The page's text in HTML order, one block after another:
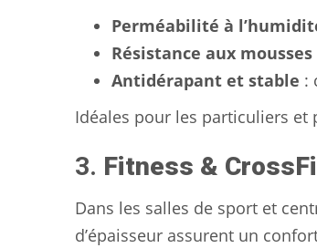
Perméabilité à
Résistance aux
Antidérapant et stable :
Idéales pour les particuliers
3. Fitness &
Dans les salles de sport et
d’épaisseur assurent un